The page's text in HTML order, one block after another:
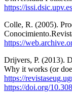
https://
Colle, R. (2005).
https://
Drijvers, P. (2013).
Why it works (or
https://
https://doi.org/